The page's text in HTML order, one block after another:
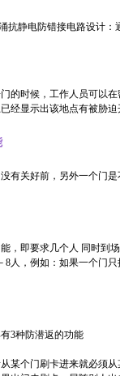
抗静电防错接电路设计
的时候，工作人员可以
经显示出该地点有被胁
有关好前，另外一个门
，即要求几个人 同时到
8人，例如：如果一个门
3种防潜返的功能
某个门刷卡进来就必须